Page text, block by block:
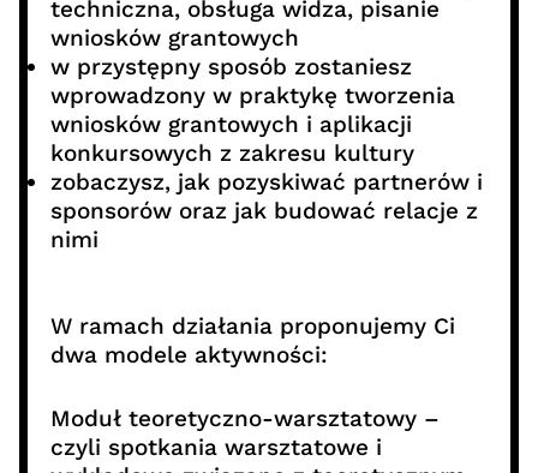
techniczna, obsługa widza, pisanie
wniosków grantowych
w przystępny sposób zostaniesz
wprowadzony w praktykę tworzenia
wniosków grantowych i aplikacji
konkursowych z zakresu kultury
zobaczysz, jak pozyskiwać partnerów i
sponsorów oraz jak budować relacje z
nimi
W ramach działania proponujemy Ci
dwa modele aktywności:
Moduł teoretyczno-warsztatowy –
czyli spotkania warsztatowe i